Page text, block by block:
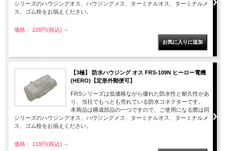
シリーズのハウジングオス、ハウジングメス、ターミナルオス、ターミナルメ
ス、ゴム栓をお揃えください。
価格： 228円(税込) ～
【3極】 防水ハウジング オス FRS-109N ヒーロー電機
(HERO)【定形外郵便可】
FRSシリーズは低価格ながら優れた防水性と耐久性があ
り、当社でもっとも売れている防水コネクターです。
本商品は構成部品の一つですので、ご使用になる際は同
シリーズのハウジングオス、ハウジングメス、ターミナルオス、ターミナルメ
ス、ゴム栓をお揃えください。
価格： 118円(税込) ～